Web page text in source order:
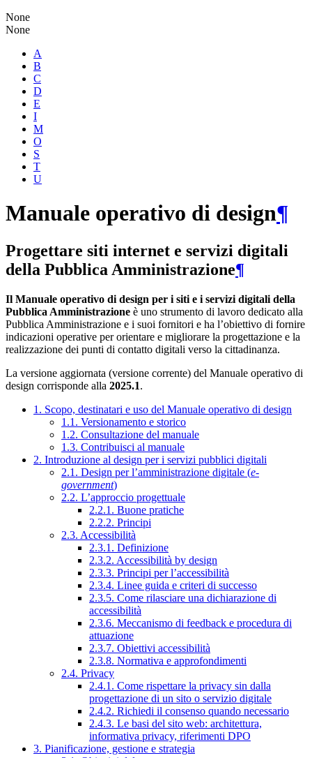
None
None
A
B
C
D
E
I
M
O
S
T
U
Manuale operativo di design¶
Progettare siti internet e servizi digitali
della Pubblica Amministrazione¶
Il Manuale operativo di design per i siti e i servizi digitali della
Pubblica Amministrazione è uno strumento di lavoro dedicato alla
Pubblica Amministrazione e i suoi fornitori e ha l’obiettivo di fornire
indicazioni operative per orientare e migliorare la progettazione e la
realizzazione dei punti di contatto digitali verso la cittadinanza.
La versione aggiornata (versione corrente) del Manuale operativo di
design corrisponde alla 2025.1.
1. Scopo, destinatari e uso del Manuale operativo di design
1.1. Versionamento e storico
1.2. Consultazione del manuale
1.3. Contribuisci al manuale
2. Introduzione al design per i servizi pubblici digitali
2.1. Design per l’amministrazione digitale (e-
government)
2.2. L’approccio progettuale
2.2.1. Buone pratiche
2.2.2. Principi
2.3. Accessibilità
2.3.1. Definizione
2.3.2. Accessibilità by design
2.3.3. Principi per l’accessibilità
2.3.4. Linee guida e criteri di successo
2.3.5. Come rilasciare una dichiarazione di
accessibilità
2.3.6. Meccanismo di feedback e procedura di
attuazione
2.3.7. Obiettivi accessibilità
2.3.8. Normativa e approfondimenti
2.4. Privacy
2.4.1. Come rispettare la privacy sin dalla
progettazione di un sito o servizio digitale
2.4.2. Richiedi il consenso quando necessario
2.4.3. Le basi del sito web: architettura,
informativa privacy, riferimenti DPO
3. Pianificazione, gestione e strategia